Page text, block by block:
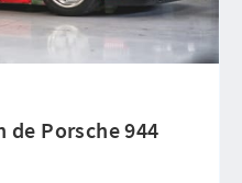
de Porsche 944